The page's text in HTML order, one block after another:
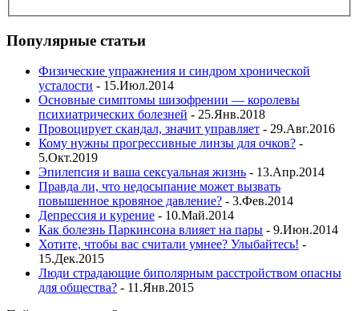
Популярные статьи
Физические упражнения и синдром хронической
усталости - 15.Июл.2014
Основные симптомы шизофрении — королевы
психиатрических болезней - 25.Янв.2018
Провоцирует скандал, значит управляет - 29.Авг.2016
Кому нужны прогрессивные линзы для очков? -
5.Окт.2019
Эпилепсия и ваша сексуальная жизнь - 13.Апр.2014
Правда ли, что недосыпание может вызвать
повышенное кровяное давление? - 3.Фев.2014
Депрессия и курение - 10.Май.2014
Как болезнь Паркинсона влияет на пары - 9.Июн.2014
Хотите, чтобы вас считали умнее? Улыбайтесь! -
15.Дек.2015
Люди страдающие биполярным расстройством опасны
для общества? - 11.Янв.2015